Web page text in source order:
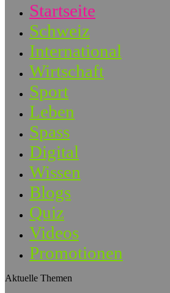
Startseite
Schweiz
International
Wirtschaft
Sport
Leben
Spass
Digital
Wissen
Blogs
Quiz
Videos
Promotionen
Aktuelle Themen